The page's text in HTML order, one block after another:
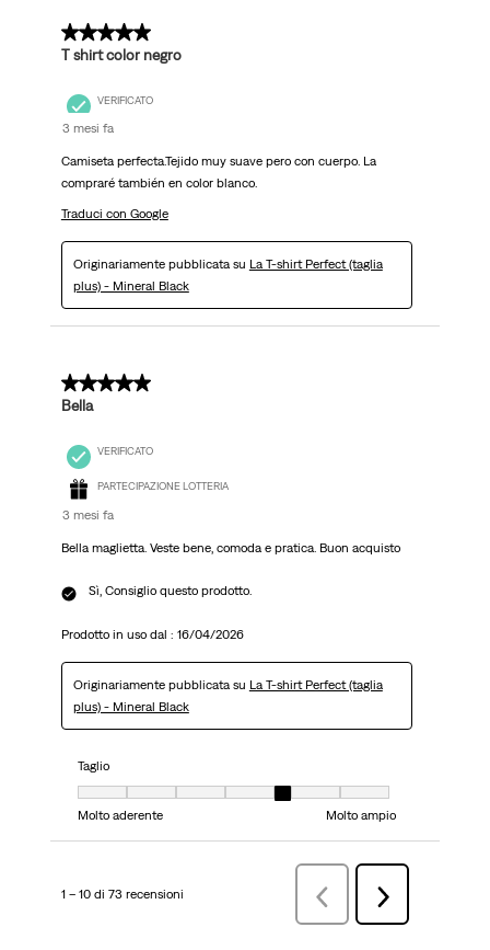
5 su 5 stelle.
T shirt color negro
VERIFICATO
3 mesi fa
Camiseta perfecta.Tejido muy suave pero con cuerpo. La
compraré también en color blanco.
Traduci con Google
Originariamente pubblicata su La T-shirt Perfect (taglia
plus) - Mineral Black
5 su 5 stelle.
Bella
VERIFICATO
PARTECIPAZIONE LOTTERIA
3 mesi fa
Bella maglietta. Veste bene, comoda e pratica. Buon acquisto
Sì, Consiglio questo prodotto.
Prodotto in uso dal : 16/04/2026
Originariamente pubblicata su La T-shirt Perfect (taglia
plus) - Mineral Black
Taglio
Taglio, 5 su 7, dove 1 è uguale a Molto aderente e 7 è uguale a Molto
Molto aderente
Molto ampio
1 – 10 di 73 recensioni Precedenterecensioni
Successiva
recensioni